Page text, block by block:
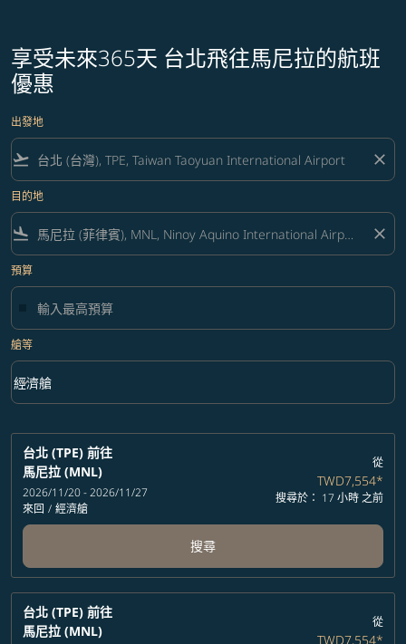
享受未來365天 台北飛往馬尼拉的航班
優惠
出發地
flight_takeoff close
目的地
flight_land close
預算
艙等
艙等 option 經濟艙 Selected
經濟艙
keyboard_arrow_down
台北 (TPE) 前往
馬尼拉 (MNL)
2026/11/20 - 2026/11/27
來回 / 經濟艙
從
TWD7,554*
搜尋於： 17 小時 之前
搜尋
台北 (TPE) 前往
馬尼拉 (MNL)
從
TWD7,554*